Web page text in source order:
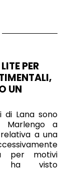
PER
UN
di Lana sono
Marlengo a
a una
per motivi
ha visto